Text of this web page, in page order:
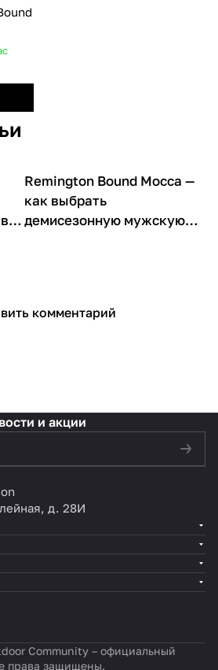
и
О товарах
Remington Bound Mocca —
как выбрать
демисезонную мужскую
комментарий
и акции
д. 28И
Community – официальный
права защищены.